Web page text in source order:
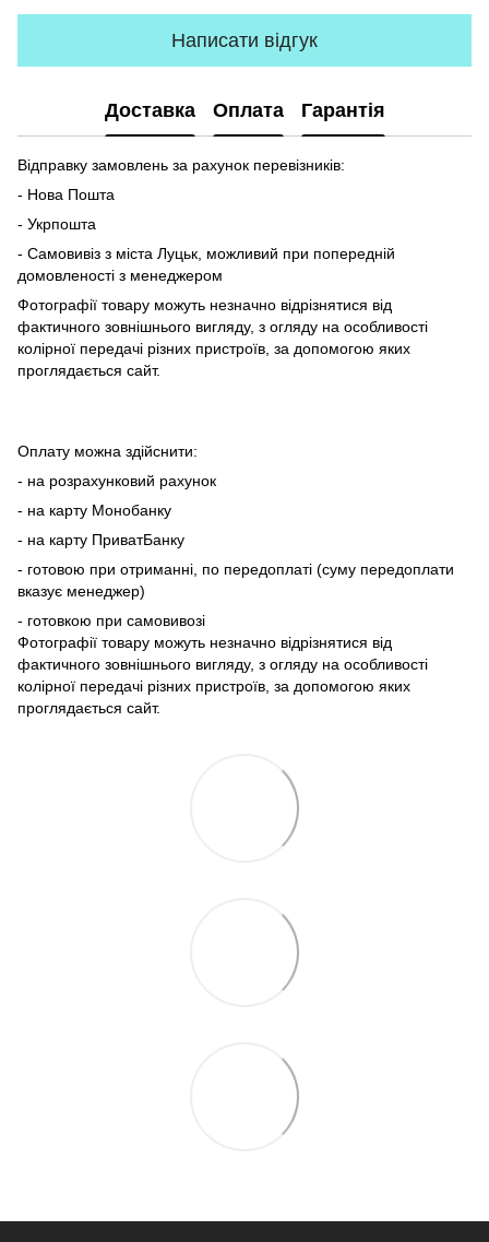
Написати відгук
Доставка Оплата Гарантія
Відправку замовлень за рахунок перевізників:
- Нова Пошта
- Укрпошта
- Самовивіз з міста Луцьк, можливий при попередній
домовленості з менеджером
Фотографії товару можуть незначно відрізнятися від
фактичного зовнішнього вигляду, з огляду на особливості
колірної передачі різних пристроїв, за допомогою яких
проглядається сайт.
Оплату можна здійснити:
- на розрахунковий рахунок
- на карту Монобанку
- на карту ПриватБанку
- готовою при отриманні, по передоплаті (суму передоплати
вказує менеджер)
- готовкою при самовивозі
Фотографії товару можуть незначно відрізнятися від
фактичного зовнішнього вигляду, з огляду на особливості
колірної передачі різних пристроїв, за допомогою яких
проглядається сайт.